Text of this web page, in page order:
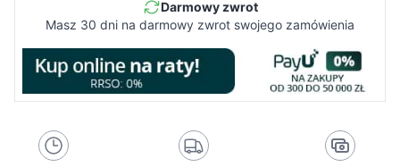
Darmowy zwrot
Masz 30 dni na darmowy zwrot swojego zamówienia